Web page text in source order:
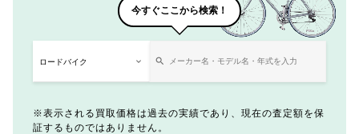
今すぐここから検索！
表示される買取価格は過去の実績であり、現在の査定額を保
証するものではありません。